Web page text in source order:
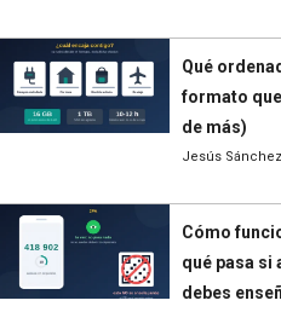
Qué
formato
de más)
Jesús Sánchez
Cómo
qué pasa si
debes